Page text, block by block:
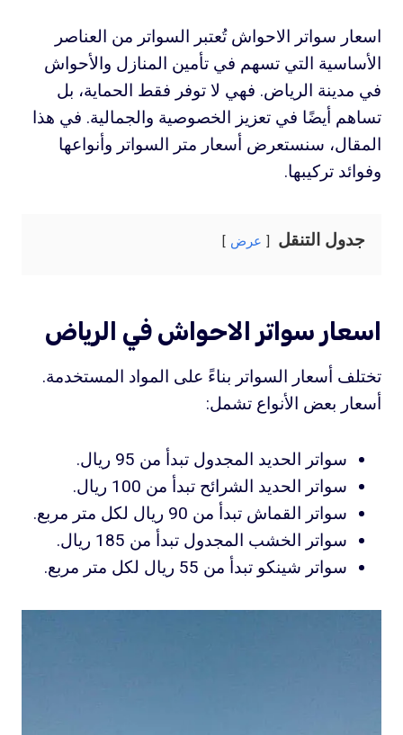
اسعار سواتر الاحواش تُعتبر السواتر من العناصر
الأساسية التي تسهم في تأمين المنازل والأحواش
في مدينة الرياض. فهي لا توفر فقط الحماية، بل
تساهم أيضًا في تعزيز الخصوصية والجمالية. في هذا
المقال، سنستعرض أسعار متر السواتر وأنواعها
وفوائد تركيبها.
جدول التنقل عرض
اسعار سواتر الاحواش في الرياض
تختلف أسعار السواتر بناءً على المواد المستخدمة.
أسعار بعض الأنواع تشمل:
سواتر الحديد المجدول تبدأ من 95 ريال.
سواتر الحديد الشرائح تبدأ من 100 ريال.
سواتر القماش تبدأ من 90 ريال لكل متر مربع.
سواتر الخشب المجدول تبدأ من 185 ريال.
سواتر شينكو تبدأ من 55 ريال لكل متر مربع.